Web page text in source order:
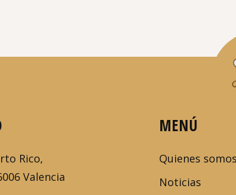
Rico,
Valencia
MENÚ
Quienes somos
Noticias